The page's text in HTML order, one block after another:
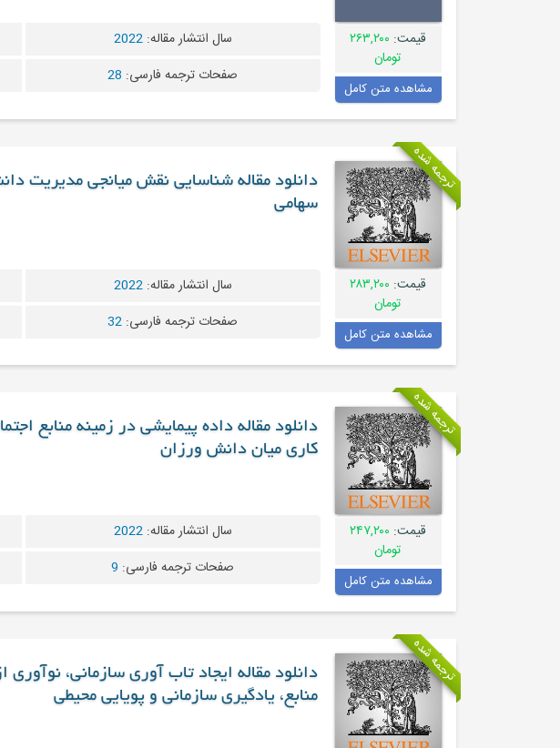
قیمت: ۲۶۳,۲۰۰
تومان
مشاهده متن کامل
سال انتشار مقاله:2022
صفحات ترجمه فارسی: 28
ترجمه شده
قیمت: ۲۸۳,۲۰۰
تومان
مشاهده متن کامل
دانلود مقاله شناسایی نقش میانجی مدیریت
سهامی
سال انتشار مقاله:2022
صفحات ترجمه فارسی: 32
ترجمه شده
قیمت: ۲۴۷,۲۰۰
تومان
مشاهده متن کامل
دانلود مقاله داده پیمایشی در زمینه منابع
کاری میان دانش ورزان
سال انتشار مقاله:2022
صفحات ترجمه فارسی: 9
ترجمه شده
دانلود مقاله ایجاد تاب آوری سازمانی،
منابع، یادگیری سازمانی و پویایی محیطی